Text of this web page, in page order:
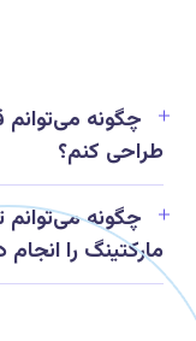
چگونه
طراحی کنم؟
چگونه می‌توانم
مارکتینگ را